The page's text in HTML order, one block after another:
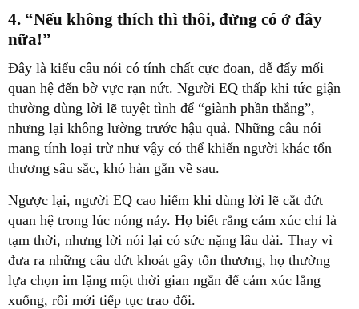
4. “Nếu không thích thì thôi, đừng có ở đây
nữa!”
Đây là kiểu câu nói có tính chất cực đoan, dễ đẩy mối
quan hệ đến bờ vực rạn nứt. Người EQ thấp khi tức giận
thường dùng lời lẽ tuyệt tình để “giành phần thắng”,
nhưng lại không lường trước hậu quả. Những câu nói
mang tính loại trừ như vậy có thể khiến người khác tổn
thương sâu sắc, khó hàn gắn về sau.
Ngược lại, người EQ cao hiếm khi dùng lời lẽ cắt đứt
quan hệ trong lúc nóng nảy. Họ biết rằng cảm xúc chỉ là
tạm thời, nhưng lời nói lại có sức nặng lâu dài. Thay vì
đưa ra những câu dứt khoát gây tổn thương, họ thường
lựa chọn im lặng một thời gian ngắn để cảm xúc lắng
xuống, rồi mới tiếp tục trao đổi.